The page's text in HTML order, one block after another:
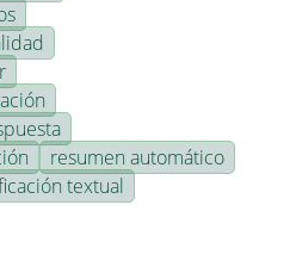
resumen automático
textual